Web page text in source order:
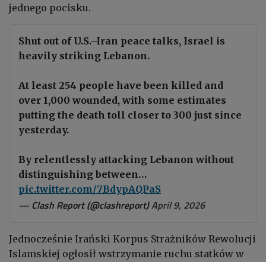
jednego pocisku.
Shut out of U.S.–Iran peace talks, Israel is
heavily striking Lebanon.
At least 254 people have been killed and
over 1,000 wounded, with some estimates
putting the death toll closer to 300 just since
yesterday.
By relentlessly attacking Lebanon without
distinguishing between…
pic.twitter.com/7BdypAQPaS
— Clash Report (@clashreport)April 9, 2026
Jednocześnie Irański Korpus Strażników Rewolucji
Islamskiej ogłosił wstrzymanie ruchu statków w